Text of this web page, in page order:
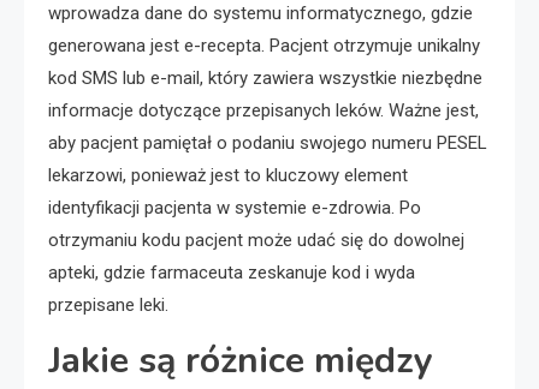
wprowadza dane do systemu informatycznego, gdzie
generowana jest e-recepta. Pacjent otrzymuje unikalny
kod SMS lub e-mail, który zawiera wszystkie niezbędne
informacje dotyczące przepisanych leków. Ważne jest,
aby pacjent pamiętał o podaniu swojego numeru PESEL
lekarzowi, ponieważ jest to kluczowy element
identyfikacji pacjenta w systemie e-zdrowia. Po
otrzymaniu kodu pacjent może udać się do dowolnej
apteki, gdzie farmaceuta zeskanuje kod i wyda
przepisane leki.
Jakie są różnice między